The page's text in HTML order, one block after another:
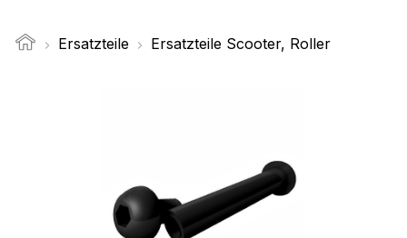
Ersatzteile Ersatzteile Scooter, Roller